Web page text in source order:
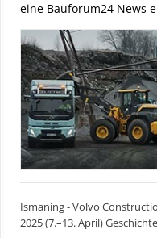
eine Bauforum24 News
Ismaning - Volvo
2025 (7.–13. April)